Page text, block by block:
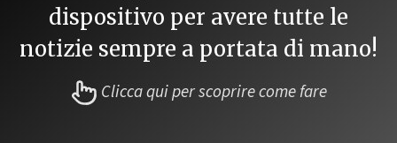
dispositivo per avere tutte le
notizie sempre a portata di mano!
Clicca qui per scoprire come fare